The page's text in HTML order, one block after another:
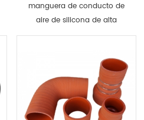
manguera de conducto de
aire de silicona de alta
temperatura